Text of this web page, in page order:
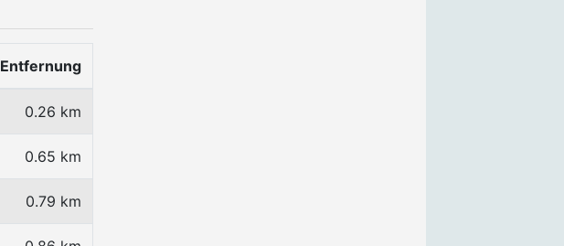
Entfernung
0.26 km
0.65 km
0.79 km